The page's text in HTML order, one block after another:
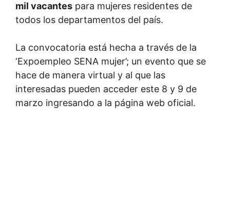
mil vacantes para mujeres residentes de
todos los departamentos del país.
La convocatoria está hecha a través de la
‘Expoempleo SENA mujer’; un evento que se
hace de manera virtual y al que las
interesadas pueden acceder este 8 y 9 de
marzo ingresando a la página web oficial.